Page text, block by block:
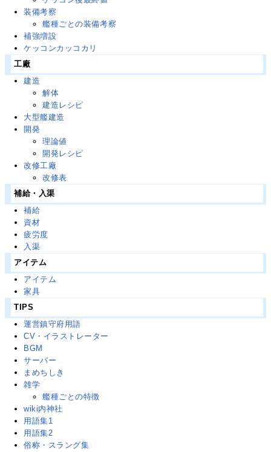
装備考察
艦種ごとの装備考察
補強増設
ケッコンカッコカリ
工廠
建造
解体
建造レシピ
大型艦建造
開発
理論値
開発レシピ
改修工廠
改修表
補給・入渠
補給
資材
疲労度
入渠
アイテム
アイテム
家具
TIPS
運営鎮守府用語
CV・イラストレーター
BGM
サーバー
まめちしき
雑学
艦種ごとの特徴
wiki内神社
用語集1
用語集2
俗称・スラング集